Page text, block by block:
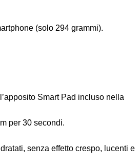
(solo 294 grammi).
Smart Pad incluso nella
per 30 secondi.
senza effetto crespo, lucenti e